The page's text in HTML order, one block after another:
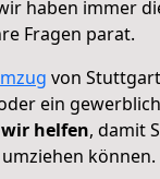
haben immer
Fragen parat.
von
ein
wir helfen, damit
können.